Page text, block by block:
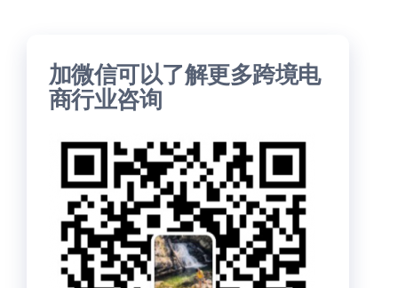
加微信可以了解更多跨境电
商行业咨询